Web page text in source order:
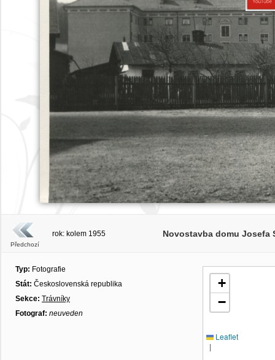
Předchozí
rok: kolem 1955 Novostavba domu Josefa
Typ: Fotografie
Stát: Československá republika
Sekce: Trávníky
Fotograf: neuveden
+
−
Leaflet
|